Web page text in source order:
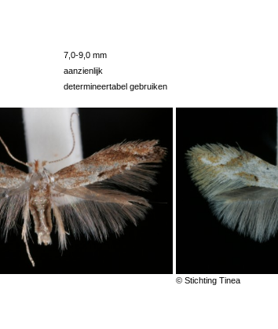
7,0-9,0 mm
aanzienlijk
determineertabel gebruiken
© Stichting Tinea